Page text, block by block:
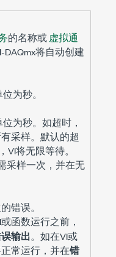
的名称或 虚拟通
将自动创建
为秒。
为秒。如超时，
采样。默认的超
VI将无限等待。
采样一次，并在无
错误。
函数运行之前，
输出。如在VI或
常运行，并在错